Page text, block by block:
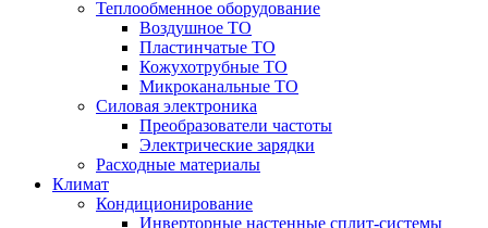
Теплообменное оборудование
Воздушное ТО
Пластинчатые ТО
Кожухотрубные ТО
Микроканальные ТО
Силовая электроника
Преобразователи частоты
Электрические зарядки
Расходные материалы
Климат
Кондиционирование
Инверторные настенные сплит-системы